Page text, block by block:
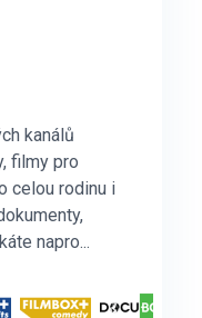
kanálů
filmy pro
celou rodinu i
napro...